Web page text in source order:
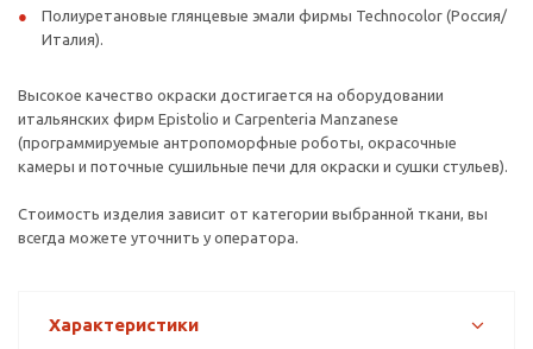
Полиуретановые глянцевые эмали фирмы Technocolor (Россия/
Италия).
Высокое качество окраски достигается на оборудовании
итальянских фирм Epistolio и Carpenteria Manzanese
(программируемые антропоморфные роботы, окрасочные
камеры и поточные сушильные печи для окраски и сушки стульев).
Стоимость изделия зависит от категории выбранной ткани, вы
всегда можете уточнить у оператора.
Характеристики